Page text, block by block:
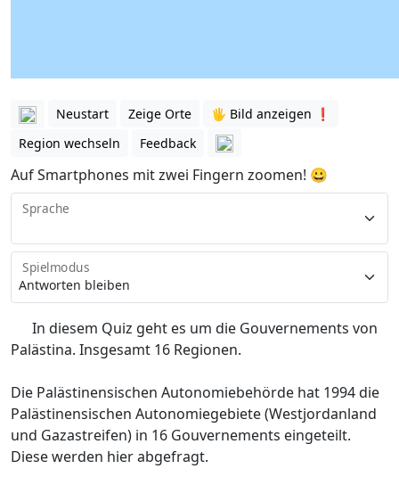
Neustart Zeige Orte
🖐️ Bild anzeigen ❗️
Region wechseln
Feedback
Auf Smartphones mit zwei Fingern zoomen! 😀
Sprache
Spielmodus
In diesem Quiz geht es um die Gouvernements von
Palästina. Insgesamt 16 Regionen.
Die Palästinensischen Autonomiebehörde hat 1994 die
Palästinensischen Autonomiegebiete (Westjordanland
und Gazastreifen) in 16 Gouvernements eingeteilt.
Diese werden hier abgefragt.